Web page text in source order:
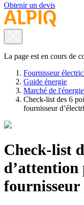
Obtenir un devis
La page est en cours de
Fournisseur
Guide énergie
Marché de l'énergie
Check-list des 6
fournisseur
Check-list
d’attention
fournisseur